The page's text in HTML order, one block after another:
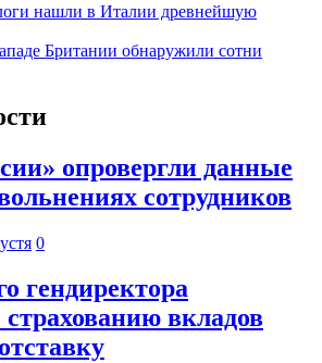
нашли в Италии древнейшую
Британии обнаружили сотни
опровергли данные
сотрудников
0
гендиректора
вкладов